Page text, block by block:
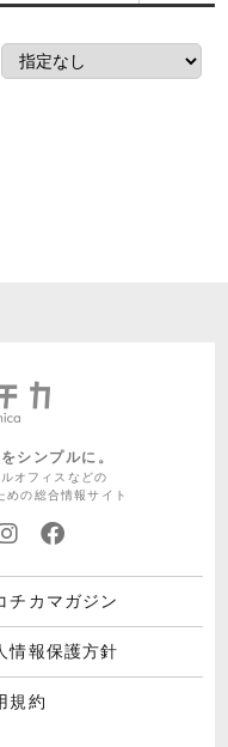
シンプルに。
オフィスなどの
めの総合情報サイト
チカマガジン
情報保護方針
規約